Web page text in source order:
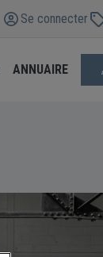
Se connecter
ANNUAIRE